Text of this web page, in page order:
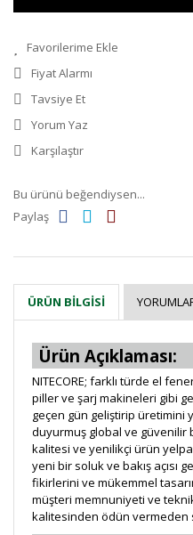
Fiyat Alarmı
Tavsiye Et
Yorum Yaz
Karşılaştır
Bu ürünü beğendiysen...
Paylaş
ÜRÜN BILGISI
Ürün Açıklaması:
NITECORE; farklı türde el
piller ve şarj makineleri gibi
geçen gün geliştirip üretimini
duyurmuş global ve güvenilir
kalitesi ve yenilikçi ürün
yeni bir soluk ve bakış açısı
fikirlerini ve mükemmel
müşteri memnuniyeti ve
kalitesinden ödün vermeden